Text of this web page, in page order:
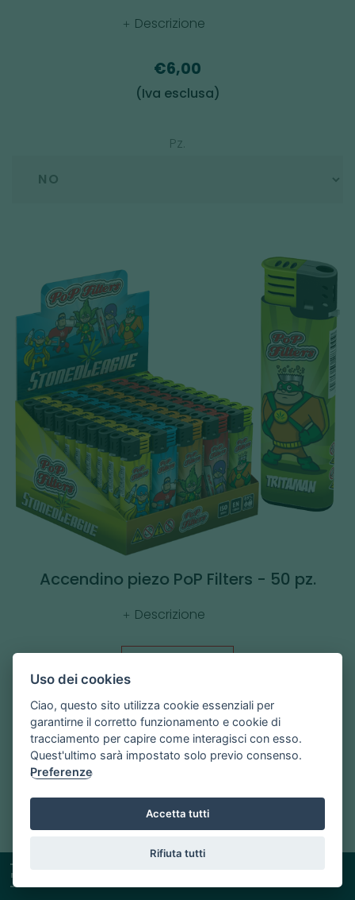
Descrizione
€6,00
(Iva esclusa)
Pz.
Accendino piezo PoP Filters - 50 pz.
Descrizione
Uso dei cookies
Ciao, questo sito utilizza cookie essenziali per
garantirne il corretto funzionamento e cookie di
tracciamento per capire come interagisci con esso.
Quest'ultimo sarà impostato solo previo consenso.
Preferenze
Accetta tutti
Rifiuta tutti